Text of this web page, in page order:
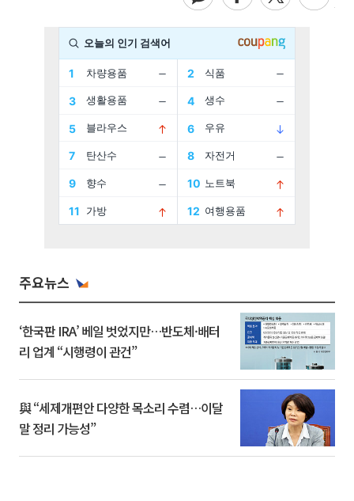
주요뉴스
‘한국판 IRA’ 베일 벗었지만…반도체·배터
리 업계 “시행령이 관건”
與 “세제개편안 다양한 목소리 수렴…이달
말 정리 가능성”